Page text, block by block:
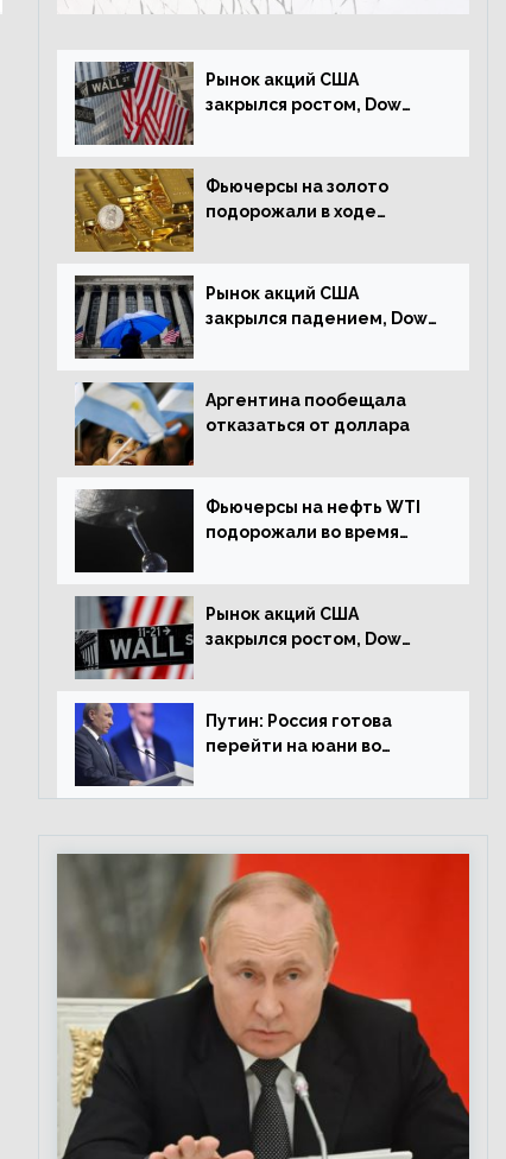
Рынок акций США
закрылся ростом, Dow
Фьючерсы на золото
подорожали в ходе
Рынок акций США
закрылся падением, Dow
Аргентина пообещала
отказаться от доллара
Фьючерсы на нефть WTI
подорожали во время
Рынок акций США
закрылся ростом, Dow
Путин: Россия готова
перейти на юани во